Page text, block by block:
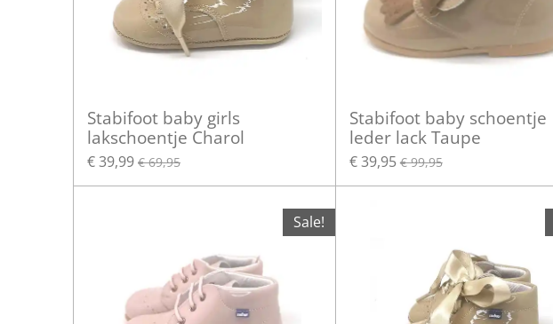
Stabifoot baby girls
lakschoentje Charol
€ 39,99 € 69,95
Stabifoot baby schoentje
leder lack Taupe
€ 39,95 € 99,95
Sale!